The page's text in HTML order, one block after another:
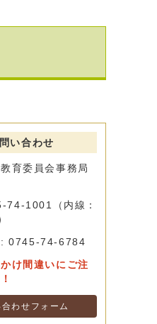
い合わせ
育委員会事務局
74-1001（内線：
: 0745-74-6784
け間違いにご注
合わせフォーム